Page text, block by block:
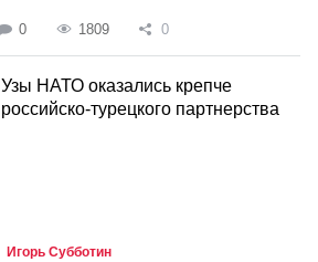
0 1809 0
Узы НАТО оказались крепче
российско-турецкого партнерства
Игорь Субботин